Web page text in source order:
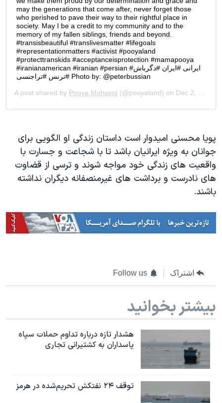
پویا محسنی امیدوار است داستان زندگی او الگویی برای
جوانان به ویژه ایرانیان باشد تا با شجاعت و جسارت با
واقعیت های زندگی خود مواجه شوند و ترسی از قضاوت
های نادرست و برداشت های غیرمنصفانه دیگران نداشته
باشند.
اشتراک Follow us
بیشتر بخوانید
هشدار تازه درباره تداوم حملات سپاه
پاسداران به کشتیرانی تجاری
توقف ۲۴ نفتکش تحریم‌شده در هرمز